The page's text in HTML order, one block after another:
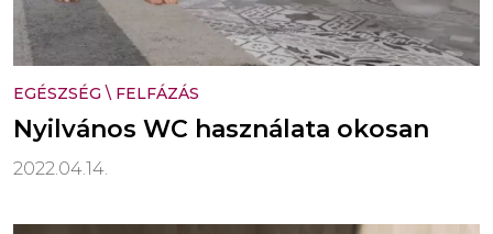
EGÉSZSÉG \ FELFÁZÁS
Nyilvános WC használata okosan
2022.04.14.